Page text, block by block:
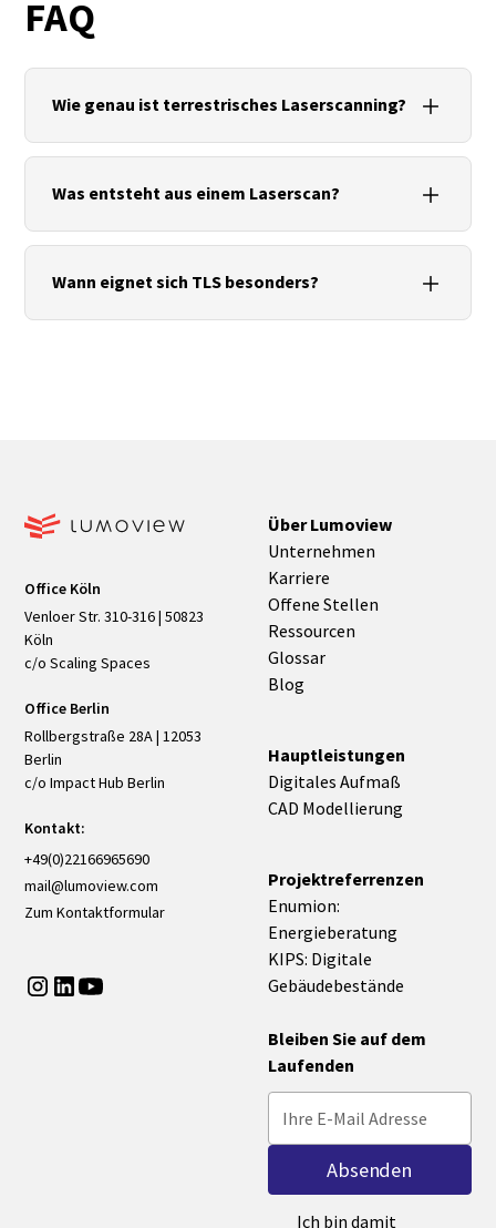
FAQ
Wie genau ist terrestrisches Laserscanning?
Moderne Systeme erreichen je nach Messaufgabe
Genauigkeiten im Millimeterbereich.
Was entsteht aus einem Laserscan?
In der Regel zunächst eine Punktwolke. Daraus
können Bestandspläne, CAD-Modelle, BIM-Modelle
oder digitale Zwillinge erstellt werden.
Wann eignet sich TLS besonders?
Office Köln
Venloer Str. 310-316 | 50823
Köln
c/o Scaling Spaces
Office Berlin
Rollbergstraße 28A | 12053
Berlin
c/o Impact Hub Berlin
Kontakt:
+49(0)22166965690
mail@lumoview.com
Zum Kontaktformular
Über Lumoview
Unternehmen
Karriere
Offene Stellen
Ressourcen
Glossar
Blog
Hauptleistungen
Digitales Aufmaß
CAD Modellierung
Projektreferrenzen
Enumion:
Energieberatung
KIPS: Digitale
Gebäudebestände
Bleiben Sie auf dem
Laufenden
Ich bin damit